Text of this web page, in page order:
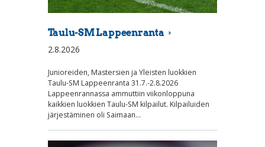
Taulu-SM Lappeenranta
2.8.2026
Junioreiden, Mastersien ja Yleisten luokkien
Taulu-SM Lappeenranta 31.7.-2.8.2026
Lappeenrannassa ammuttiin viikonloppuna
kaikkien luokkien Taulu-SM kilpailut. Kilpailuiden
järjestäminen oli Saimaan…